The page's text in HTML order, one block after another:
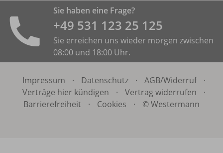
Sie haben eine Frage?
+49 531 ­123 25 125
Sie erreichen uns wieder morgen zwischen
08:00 und 18:00 Uhr.
Impressum · Datenschutz · AGB/Widerruf
·
Verträge hier kündigen
· Vertrag widerrufen
·
Barrierefreiheit
· Cookies · © Westermann